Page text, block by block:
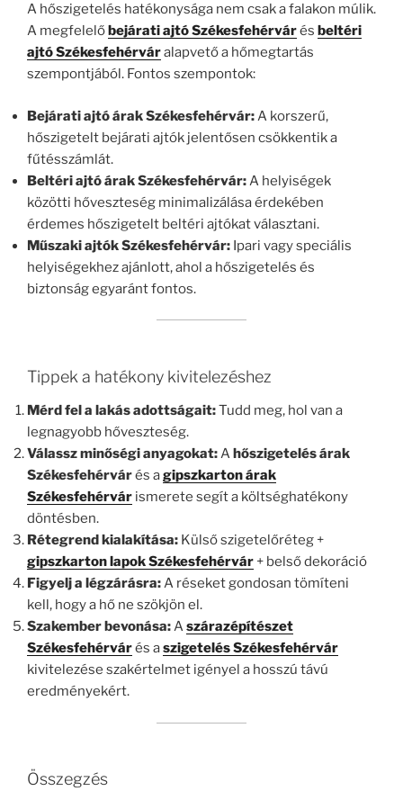
A hőszigetelés hatékonysága nem csak a falakon múlik.
A megfelelő bejárati ajtó Székesfehérvárés beltéri
ajtó Székesfehérváralapvető a hőmegtartás
szempontjából. Fontos szempontok:
Bejárati ajtó árak Székesfehérvár:A korszerű,
hőszigetelt bejárati ajtók jelentősen csökkentik a
fűtésszámlát.
Beltéri ajtó árak Székesfehérvár:A helyiségek
közötti hőveszteség minimalizálása érdekében
érdemes hőszigetelt beltéri ajtókat választani.
Műszaki ajtók Székesfehérvár: Ipari vagy speciális
helyiségekhez ajánlott, ahol a hőszigetelés és
biztonság egyaránt fontos.
Tippek a hatékony kivitelezéshez
Mérd fel a lakás adottságait:Tudd meg, hol van a
legnagyobb hőveszteség.
Válassz minőségi anyagokat:A hőszigetelés árak
Székesfehérvárés agipszkarton árak
Székesfehérvár ismerete segít a költséghatékony
döntésben.
Rétegrend kialakítása: Külső szigetelőréteg +
gipszkarton lapok Székesfehérvár + belső dekoráció
Figyelj a légzárásra:A réseket gondosan tömíteni
kell, hogy a hő ne szökjön el.
Szakember bevonása:Aszárazépítészet
Székesfehérvárés aszigetelés Székesfehérvár
kivitelezése szakértelmet igényel a hosszú távú
eredményekért.
Összegzés